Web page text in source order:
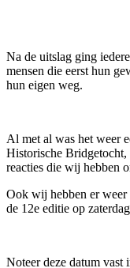
Na de uitslag ging
mensen die eerst hun
hun eigen weg.
Al met al was het weer
Historische Bridgetocht,
reacties die wij hebben
Ook wij hebben er weer
de 12e editie op
Noteer deze datum vast